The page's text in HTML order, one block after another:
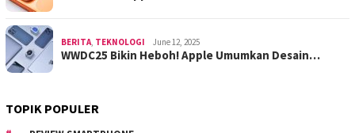
BERITA TEKNOLOGI June 12, 2025
WWDC25 Bikin Heboh! Apple Umumkan Desain…
TOPIK POPULER